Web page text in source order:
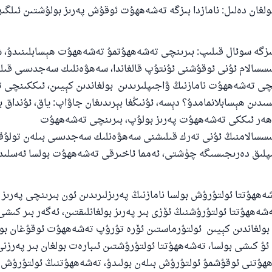
دەلىل: نامازدا بىزگە تەشەھھۇت ئوقۇش پەرىز بولۇشتىن
سوئال قىلىپ: بىرىنچى تەشەھھۇتمۇ تەشەھھۇت ھېسابلىنىدۇ،
ئۇنى ئوقۇشنى ئۇنتۇپ قالغاندا، سەھۋەنلىك سەجدىسى
تەشەھھۇت نامازنىڭ ۋاجىپلىرىدىن بولغاندىن كېيىن،
ھېسابلانمامدۇ؟ دېسە، ئۇنىڭغا بېرىدىغان جاۋاپ: ياق، ئۇنداق
ئىككى تەشەھھۇت پەرىز بولۇپ، بىرىنچى تەشەھھۇت
ئۇنى تەرك قىلىشنى سەھۋەنلىك سەجدىسى بىلەن
دەرىجىسىگە چۈشتى، ئەمما ئاخىرقى تەشەھھۇت بولسا
ئولتۇرۇش بولسا نامازنىڭ پەرىزلىرىدىن ئون بىرىنچى پەرىز
ئولتۇرۇشنىڭ ئۆزى بىر پەرىز بولغانلىقتىن، ئەگەر بىر
كېيىن ئولتۇرماستىن ئۆرە تۇرۇپ تەشەھھۇت ئوقۇغان
كىشى بولسا، تەشەھھۇتتا ئولتۇرۇشتىن ئىبارەت بولغان بىر
ئوقۇشمۇ ئولتۇرۇش بىلەن بولىدۇ، تەشەھھۇتنىڭ ئولتۇرۇش
110845 - نومۇرلۇق سوئالنىڭ جاۋابى
ئۇممەتكە جاۋاپ بېرىشىمىزگە ياردەم قىلىڭ
پەيغەمبەرئەلەيھىسسالام مۇنداق دېگەن:
باشلارپ قويغان كىشى قىلغۇچىغا ئوخشاش ساۋاپقا
مۇسلىم رىۋايەت قىلغان (1893) ھەدىس